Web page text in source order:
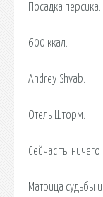
Посадка персика.
600 ккал.
Andrey Shvab.
Отель Шторм.
Сейчас ты
Матрица судьбы